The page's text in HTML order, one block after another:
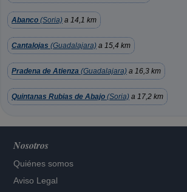
Abanco (Soria) a 14,1 km
Cantalojas (Guadalajara) a 15,4 km
Pradena de Atienza (Guadalajara) a 16,3 km
Quintanas Rubias de Abajo (Soria) a 17,2 km
Nosotros
Quiénes somos
Aviso Legal